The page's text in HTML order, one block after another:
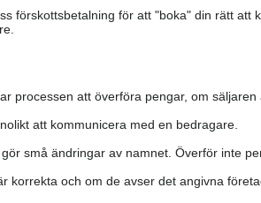
förskottsbetalning för att "boka" din rätt att
processen att överföra pengar, om
att kommunicera med en bedragare.
små ändringar av namnet. Överför inte
korrekta och om de avser det angivna